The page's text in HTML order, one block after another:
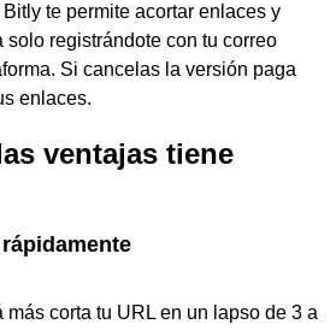
te permite acortar enlaces y
solo registrándote con tu correo
Si cancelas la versión paga
enlaces.
ventajas tiene
más corta tu URL en un lapso de 3 a